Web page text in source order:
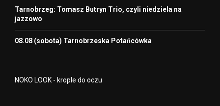
Tarnobrzeg: Tomasz Butryn Trio, czyli niedziela na
jazzowo
08.08 (sobota) Tarnobrzeska Potańcówka
NOKO LOOK - krople do oczu